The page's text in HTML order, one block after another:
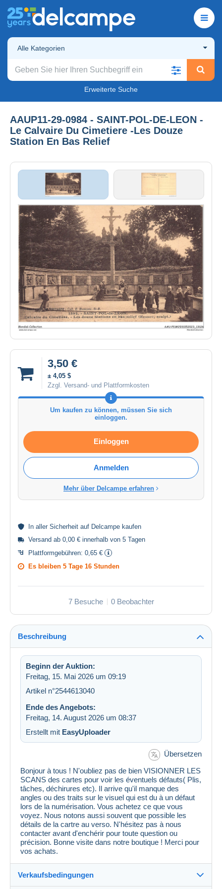
Alle Kategorien
Erweiterte Suche
AAUP11-29-0984 - SAINT-POL-DE-LEON -
Le Calvaire Du Cimetiere -Les Douze
Station En Bas Relief
3,50 €
± 4,05 $
Zzgl. Versand- und Plattformkosten
Um kaufen zu können, müssen Sie sich
einloggen.
Einloggen
Anmelden
Mehr über Delcampe erfahren
In aller Sicherheit auf Delcampe kaufen
Versand ab 0,00 € innerhalb von 5 Tagen
Plattformgebühren: 0,65 €
Es bleiben 5 Tage 16 Stunden
7 Besuche 0 Beobachter
Beschreibung
Beginn der Auktion:
Freitag, 15. Mai 2026 um 09:19
Artikel n°2544613040
Ende des Angebots:
Freitag, 14. August 2026 um 08:37
Erstellt mit EasyUploader
Übersetzen
Bonjour à tous ! N'oubliez pas de bien VISIONNER LES
SCANS des cartes pour voir les éventuels défauts( Plis,
tâches, déchirures etc). Il arrive qu'il manque des
angles ou des traits sur le visuel qui est du à un défaut
lors de la numérisation. Vous achetez ce que vous
voyez. Nous notons aussi souvent que possible les
détails de la cartre au verso. N'hésitez pas à nous
contacter avant d'enchérir pour toute question ou
précision. Bonne visite dans notre boutique ! Merci pour
vos achats.
Verkaufsbedingungen